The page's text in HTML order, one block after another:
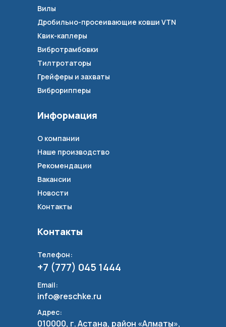
Вилы
Дробильно-просеивающие ковши VTN
Квик-каплеры
Вибротрамбовки
Тилтротаторы
Грейферы и захваты
Виброрипперы
Информация
О компании
Наше производство
Рекомендации
Вакансии
Новости
Контакты
Контакты
Телефон:
+7 (777) 045 1444
Email:
info@reschke.ru
Адрес:
010000, г. Астана, район «Алматы»,